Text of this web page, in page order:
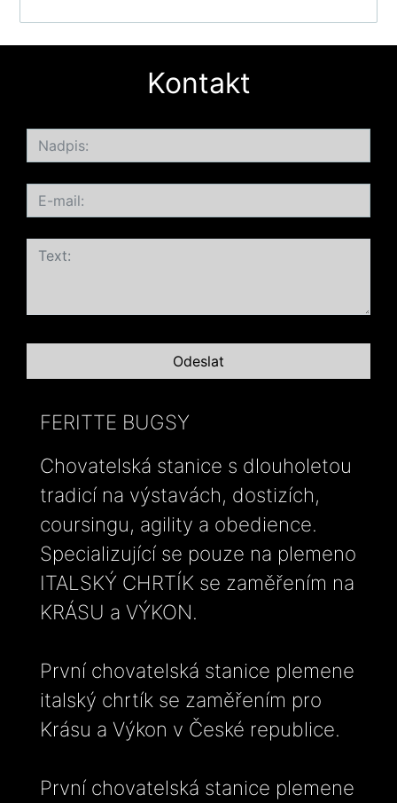
Kontakt
FERITTE BUGSY
Chovatelská stanice s dlouholetou
tradicí na výstavách, dostizích,
coursingu, agility a obedience.
Specializující se pouze na plemeno
ITALSKÝ CHRTÍK se zaměřením na
KRÁSU a VÝKON.
První chovatelská stanice plemene
italský chrtík se zaměřením pro
Krásu a Výkon v České republice.
První chovatelská stanice plemene